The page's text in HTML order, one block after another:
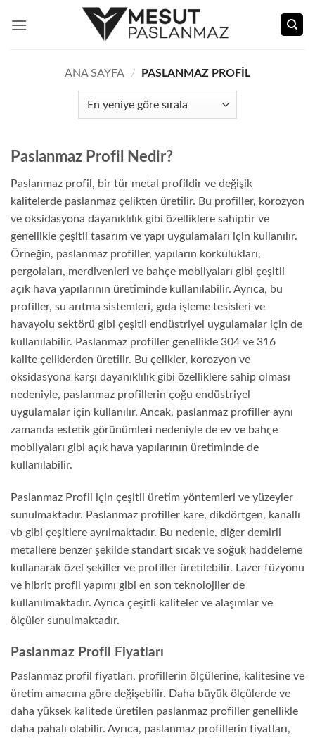
atla
ANA SAYFA / PASLANMAZ PROFIL
Paslanmaz Profil Nedir?
Paslanmaz profil, bir tür metal profildir ve değişik
kalitelerde paslanmaz çelikten üretilir. Bu profiller, korozyon
ve oksidasyona dayanıklılık gibi özelliklere sahiptir ve
genellikle çeşitli tasarım ve yapı uygulamaları için kullanılır.
Örneğin, paslanmaz profiller, yapıların korkulukları,
pergolaları, merdivenleri ve bahçe mobilyaları gibi çeşitli
açık hava yapılarının üretiminde kullanılabilir. Ayrıca, bu
profiller, su arıtma sistemleri, gıda işleme tesisleri ve
havayolu sektörü gibi çeşitli endüstriyel uygulamalar için de
kullanılabilir. Paslanmaz profiller genellikle 304 ve 316
kalite çeliklerden üretilir. Bu çelikler, korozyon ve
oksidasyona karşı dayanıklılık gibi özelliklere sahip olması
nedeniyle, paslanmaz profillerin çoğu endüstriyel
uygulamalar için kullanılır. Ancak, paslanmaz profiller aynı
zamanda estetik görünümleri nedeniyle de ev ve bahçe
mobilyaları gibi açık hava yapılarının üretiminde de
kullanılabilir.
Paslanmaz Profil için çeşitli üretim yöntemleri ve yüzeyler
sunulmaktadır. Paslanmaz profiller kare, dikdörtgen, kanallı
vb gibi çeşitlere ayrılmaktadır. Bu nedenle, diğer demirli
metallere benzer şekilde standart sıcak ve soğuk haddeleme
kullanarak özel şekiller ve profiller üretilebilir. Lazer füzyonu
ve hibrit profil yapımı gibi en son teknolojiler de
kullanılmaktadır. Ayrıca çeşitli kaliteler ve alaşımlar ve
ölçüler sunulmaktadır.
Paslanmaz Profil Fiyatları
Paslanmaz profil fiyatları, profillerin ölçülerine, kalitesine ve
üretim amacına göre değişebilir. Daha büyük ölçülerde ve
daha yüksek kalitede üretilen paslanmaz profiller genellikle
daha pahalı olabilir. Ayrıca, paslanmaz profillerin fiyatları,